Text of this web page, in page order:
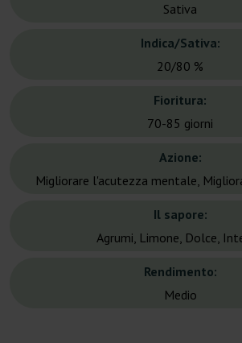
Sativa
Indica/Sativa:
20/80 %
Fioritura:
70-85 giorni
Azione:
Migliorare l'acutezza mentale,
Il sapore:
Agrumi, Limone, Dolce,
Rendimento:
Medio